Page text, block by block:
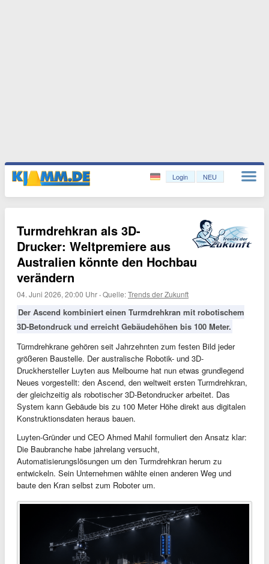
Login NEU
Turmdrehkran als 3D-
Drucker: Weltpremiere aus
Australien könnte den Hochbau
verändern
04. Juni 2026, 20:00 Uhr ·Quelle:Trends der Zukunft
Der Ascend kombiniert einen Turmdrehkran mit robotischem
3D-Betondruck und erreicht Gebäudehöhen bis 100 Meter.
Türmdrehkrane gehören seit Jahrzehnten zum festen Bild jeder
größeren Baustelle. Der australische Robotik- und 3D-
Druckhersteller Luyten aus Melbourne hat nun etwas grundlegend
Neues vorgestellt: den Ascend, den weltweit ersten Turmdrehkran,
der gleichzeitig als robotischer 3D-Betondrucker arbeitet. Das
System kann Gebäude bis zu 100 Meter Höhe direkt aus digitalen
Konstruktionsdaten heraus bauen.
Luyten-Gründer und CEO Ahmed Mahil formuliert den Ansatz klar:
Die Baubranche habe jahrelang versucht,
Automatisierungslösungen um den Turmdrehkran herum zu
entwickeln. Sein Unternehmen wählte einen anderen Weg und
baute den Kran selbst zum Roboter um.